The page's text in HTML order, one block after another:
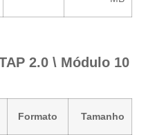
2.0 \ Módulo 10
Formato Tamanho